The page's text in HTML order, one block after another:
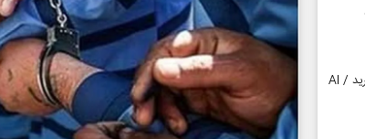
تا دیر نشده جلوی هوش مصنوعی را بگیرید / AI